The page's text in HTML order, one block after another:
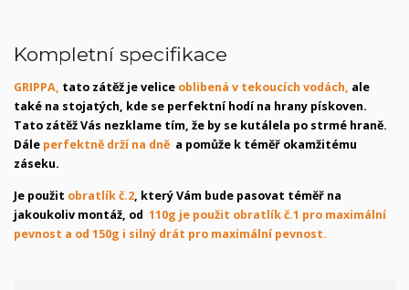
Kompletní specifikace
GRIPPA, tato zátěž je velice oblibená v tekoucích vodách, ale
také na stojatých, kde se perfektní hodí na hrany pískoven.
Tato zátěž Vás nezklame tím, že by se kutálela po strmé hraně.
Dále perfektně drží na dně a pomůže k téměř okamžitému
záseku.
Je použit obratlík č.2, který Vám bude pasovat téměř na
jakoukoliv montáž, od 110g je použit obratlík č.1 pro maximální
pevnost a od 150g i silný drát pro maximální pevnost.